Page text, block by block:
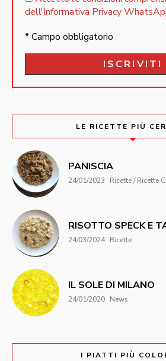
dell'Informativa Privacy
* Campo obbligatorio
LE RICETTE PIÙ
PANISCIA
24/01/2023 Ricette / Ricette
RISOTTO SPECK E
24/03/2024 Ricette
IL SOLE DI MILANO
24/01/2020 News
I PIATTI PIÙ